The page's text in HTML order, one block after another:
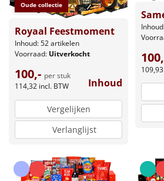
Oude collectie
Royaal Feestmoment
Inhoud: 52 artikelen
Voorraad: Uitverkocht
100,- per stuk
114,32 incl. BTW Inhoud
Vergelijken
Verlanglijst
109,93